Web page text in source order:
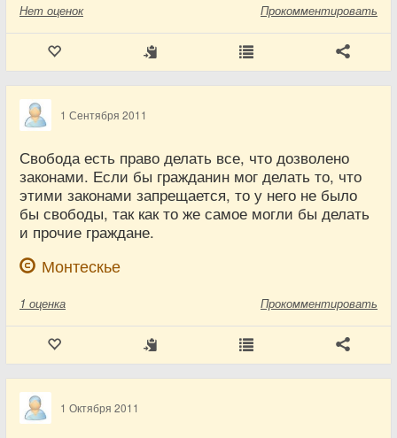
Нет оценок Прокомментировать
1 Сентября 2011
Свобода есть право делать все, что дозволено
законами. Если бы гражданин мог делать то, что
этими законами запрещается, то у него не было
бы свободы, так как то же самое могли бы делать
и прочие граждане.
Монтескье
1 оценка Прокомментировать
1 Октября 2011